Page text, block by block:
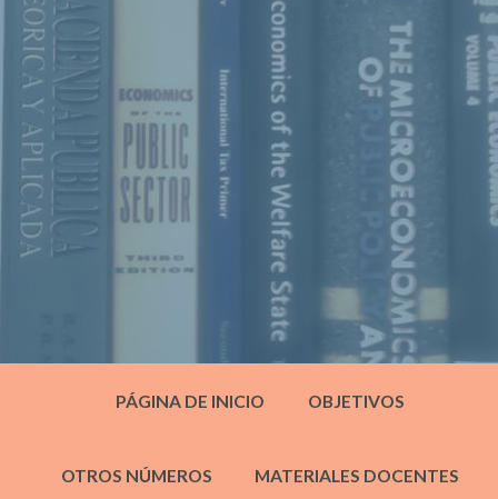
PÁGINA DE INICIO OBJETIVOS
OTROS NÚMEROS MATERIALES DOCENTES